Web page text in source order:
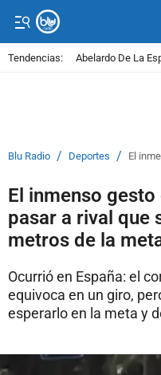
Tendencias: Abelardo De La
Blu Radio / Deportes / El
El inmenso
pasar a rival que
metros de la
Ocurrió en España: el
equivoca en un giro,
esperarlo en la meta y